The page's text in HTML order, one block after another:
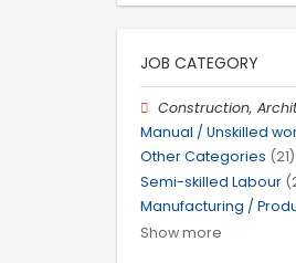
JOB CATEGORY
Construction,
Manual / Unskilled
Other Categories (21)
Semi-skilled Labour
Manufacturing /
Show more